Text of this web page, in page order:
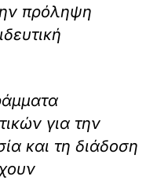
πρόληψη
για την
και τη διάδοση